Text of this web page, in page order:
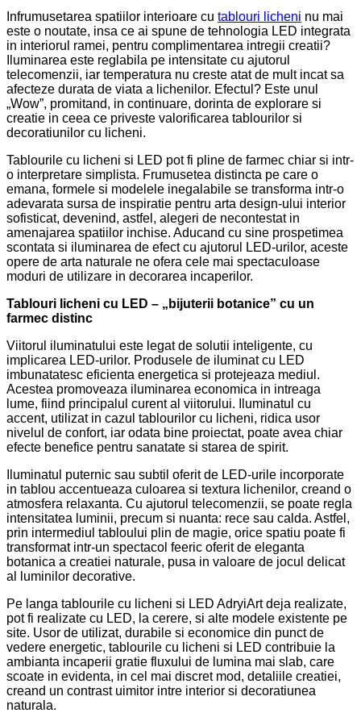
Infrumusetarea spatiilor interioare cu tablouri licheni nu mai
este o noutate, insa ce ai spune de tehnologia LED integrata
in interiorul ramei, pentru complimentarea intregii creatii?
Iluminarea este reglabila pe intensitate cu ajutorul
telecomenzii, iar temperatura nu creste atat de mult incat sa
afecteze durata de viata a lichenilor. Efectul? Este unul
„Wow”, promitand, in continuare, dorinta de explorare si
creatie in ceea ce priveste valorificarea tablourilor si
decoratiunilor cu licheni.
Tablourile cu licheni si LED pot fi pline de farmec chiar si intr-
o interpretare simplista. Frumusetea distincta pe care o
emana, formele si modelele inegalabile se transforma intr-o
adevarata sursa de inspiratie pentru arta design-ului interior
sofisticat, devenind, astfel, alegeri de necontestat in
amenajarea spatiilor inchise. Aducand cu sine prospetimea
scontata si iluminarea de efect cu ajutorul LED-urilor, aceste
opere de arta naturale ne ofera cele mai spectaculoase
moduri de utilizare in decorarea incaperilor.
Tablouri licheni cu LED – „bijuterii botanice” cu un
farmec distinc
Viitorul iluminatului este legat de solutii inteligente, cu
implicarea LED-urilor. Produsele de iluminat cu LED
imbunatatesc eficienta energetica si protejeaza mediul.
Acestea promoveaza iluminarea economica in intreaga
lume, fiind principalul curent al viitorului. Iluminatul cu
accent, utilizat in cazul tablourilor cu licheni, ridica usor
nivelul de confort, iar odata bine proiectat, poate avea chiar
efecte benefice pentru sanatate si starea de spirit.
Iluminatul puternic sau subtil oferit de LED-urile incorporate
in tablou accentueaza culoarea si textura lichenilor, creand o
atmosfera relaxanta. Cu ajutorul telecomenzii, se poate regla
intensitatea luminii, precum si nuanta: rece sau calda. Astfel,
prin intermediul tabloului plin de magie, orice spatiu poate fi
transformat intr-un spectacol feeric oferit de eleganta
botanica a creatiei naturale, pusa in valoare de jocul delicat
al luminilor decorative.
Pe langa tablourile cu licheni si LED AdryiArt deja realizate,
pot fi realizate cu LED, la cerere, si alte modele existente pe
site. Usor de utilizat, durabile si economice din punct de
vedere energetic, tablourile cu licheni si LED contribuie la
ambianta incaperii gratie fluxului de lumina mai slab, care
scoate in evidenta, in cel mai discret mod, detaliile creatiei,
creand un contrast uimitor intre interior si decoratiunea
naturala.